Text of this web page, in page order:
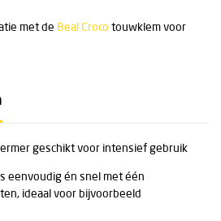
met de Beal Croco touwklem voor
geschikt voor intensief gebruik
eenvoudig én snel met één
ideaal voor bijvoorbeeld